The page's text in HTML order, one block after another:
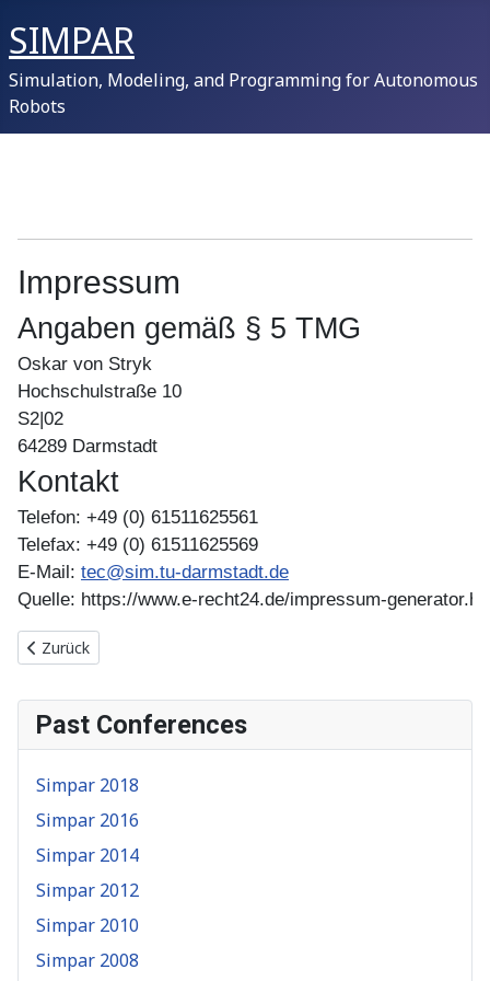
SIMPAR
Simulation, Modeling, and Programming for Autonomous
Robots
Impressum
Angaben gemäß § 5 TMG
Oskar von Stryk
Hochschulstraße 10
S2|02
64289 Darmstadt
Kontakt
Telefon: +49 (0) 61511625561
Telefax: +49 (0) 61511625569
E-Mail: tec@sim.tu-darmstadt.de
Quelle: https://www.e-recht24.de/impressum-
Vorheriger Beitrag: Start
Zurück
Past Conferences
Simpar 2018
Simpar 2016
Simpar 2014
Simpar 2012
Simpar 2010
Simpar 2008